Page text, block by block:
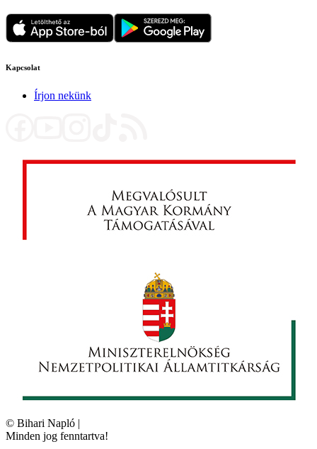
Kapcsolat
Írjon nekünk
© Bihari Napló |
Minden jog fenntartva!